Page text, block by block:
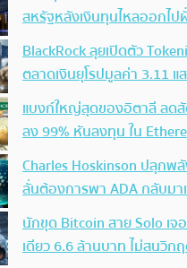
สหรัฐหลังเงินทุนไหลออกไป
BlackRock ลุยเปิดตัว
ตลาดเงินยุโรปมูลค่า 3.11
แบงก์ใหญ่สุดของอิตาลี ลดสั
ลง 99% หันลงทุน ใน
Charles Hoskinson ปลุกพ
ลั่นต้องการพา ADA กลับมา
นักขุด Bitcoin สาย Solo เ
เดียว 6.6 ล้านบาท ไม่สนวิก